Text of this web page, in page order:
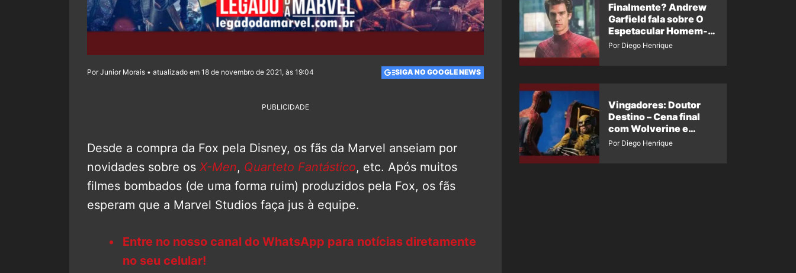
Por Junior Morais • atualizado em 18 de novembro de 2021, às 19:04 SIGA NO GOOGLE NEWS
PUBLICIDADE
Desde a compra da Fox pela Disney, os fãs da Marvel anseiam por
novidades sobre os X-Men, Quarteto Fantástico, etc. Após muitos
filmes bombados (de uma forma ruim) produzidos pela Fox, os fãs
esperam que a Marvel Studios faça jus à equipe.
Entre no nosso canal do WhatsApp para notícias diretamente
no seu celular!
Finalmente? Andrew
Garfield fala sobre O
Espetacular Homem-
Aranha 3
Por Diego Henrique
Vingadores: Doutor
Destino – Cena final
com Wolverine e
Homem-Aranha de
Por Diego Henrique